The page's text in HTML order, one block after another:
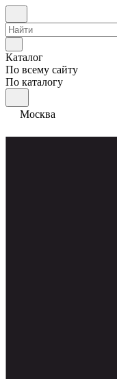
Каталог
По всему сайту
По каталогу
Москва